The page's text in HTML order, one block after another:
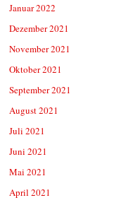
Januar 2022
Dezember 2021
November 2021
Oktober 2021
September 2021
August 2021
Juli 2021
Juni 2021
Mai 2021
April 2021